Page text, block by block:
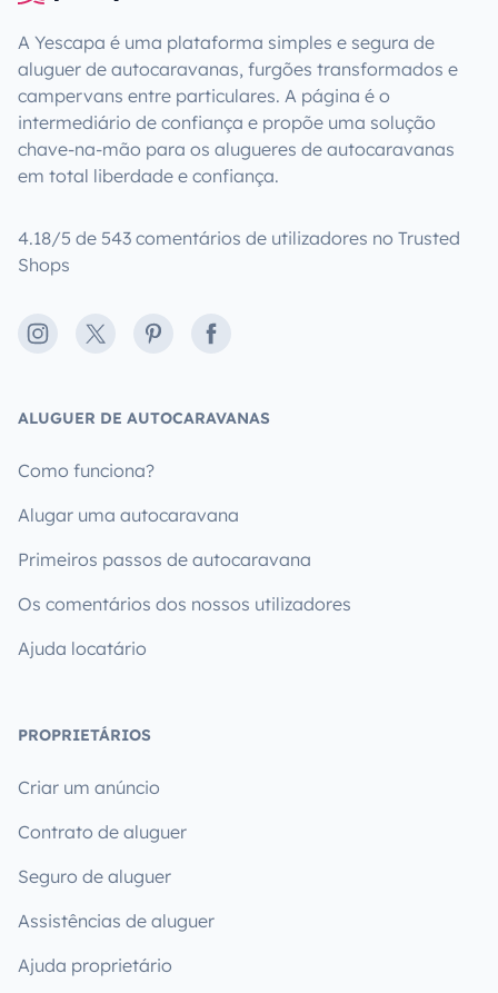
A Yescapa é uma plataforma simples e segura de
aluguer de autocaravanas, furgões transformados e
campervans entre particulares. A página é o
intermediário de confiança e propõe uma solução
chave-na-mão para os alugueres de autocaravanas
em total liberdade e confiança.
4.18/5 de 543 comentários de utilizadores no Trusted
Shops
Instagram
X PinterestFacebook
ALUGUER DE AUTOCARAVANAS
Como funciona?
Alugar uma autocaravana
Primeiros passos de autocaravana
Os comentários dos nossos utilizadores
Ajuda locatário
PROPRIETÁRIOS
Criar um anúncio
Contrato de aluguer
Seguro de aluguer
Assistências de aluguer
Ajuda proprietário